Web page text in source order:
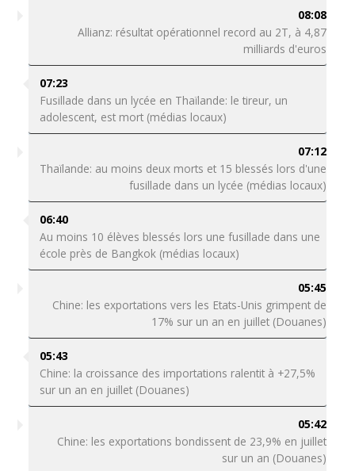
08:08
Allianz: résultat opérationnel record au 2T, à 4,87
milliards d'euros
07:23
Fusillade dans un lycée en Thaïlande: le tireur, un
adolescent, est mort (médias locaux)
07:12
Thaïlande: au moins deux morts et 15 blessés lors d'une
fusillade dans un lycée (médias locaux)
06:40
Au moins 10 élèves blessés lors une fusillade dans une
école près de Bangkok (médias locaux)
05:45
Chine: les exportations vers les Etats-Unis grimpent de
17% sur un an en juillet (Douanes)
05:43
Chine: la croissance des importations ralentit à +27,5%
sur un an en juillet (Douanes)
05:42
Chine: les exportations bondissent de 23,9% en juillet
sur un an (Douanes)